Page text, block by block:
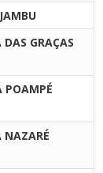
DAS GRAÇAS
POAMPÉ
NAZARÉ